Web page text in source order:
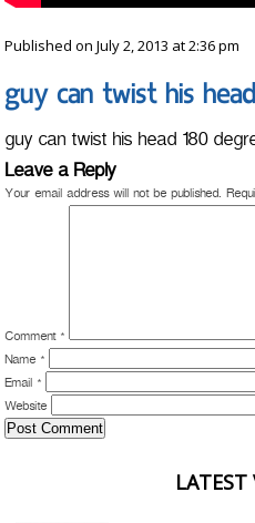
Published on July 2, 2013 at 2:36 pm
guy can twist his
guy can twist his head 180
Leave a Reply
Your email address will not be published.
Comment *
Name *
Email *
Website
LATEST